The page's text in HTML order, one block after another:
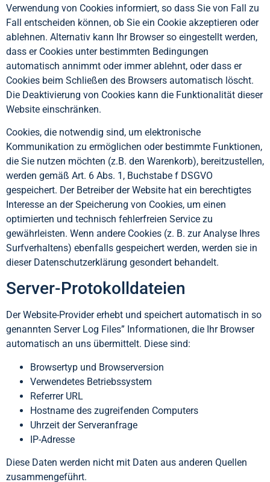
Verwendung von Cookies informiert, so dass Sie von Fall zu
Fall entscheiden können, ob Sie ein Cookie akzeptieren oder
ablehnen. Alternativ kann Ihr Browser so eingestellt werden,
dass er Cookies unter bestimmten Bedingungen
automatisch annimmt oder immer ablehnt, oder dass er
Cookies beim Schließen des Browsers automatisch löscht.
Die Deaktivierung von Cookies kann die Funktionalität dieser
Website einschränken.
Cookies, die notwendig sind, um elektronische
Kommunikation zu ermöglichen oder bestimmte Funktionen,
die Sie nutzen möchten (z.B. den Warenkorb), bereitzustellen,
werden gemäß Art. 6 Abs. 1, Buchstabe f DSGVO
gespeichert. Der Betreiber der Website hat ein berechtigtes
Interesse an der Speicherung von Cookies, um einen
optimierten und technisch fehlerfreien Service zu
gewährleisten. Wenn andere Cookies (z. B. zur Analyse Ihres
Surfverhaltens) ebenfalls gespeichert werden, werden sie in
dieser Datenschutzerklärung gesondert behandelt.
Server-Protokolldateien
Der Website-Provider erhebt und speichert automatisch in so
genannten Server Log Files” Informationen, die Ihr Browser
automatisch an uns übermittelt. Diese sind:
Browsertyp und Browserversion
Verwendetes Betriebssystem
Referrer URL
Hostname des zugreifenden Computers
Uhrzeit der Serveranfrage
IP-Adresse
Diese Daten werden nicht mit Daten aus anderen Quellen
zusammengeführt.